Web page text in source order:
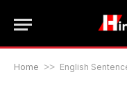
Home >> English Sentence